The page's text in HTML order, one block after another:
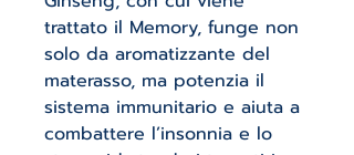
trattato il Memory, funge non
solo da aromatizzante del
materasso, ma potenzia il
sistema immunitario e aiuta a
combattere l’insonnia e lo